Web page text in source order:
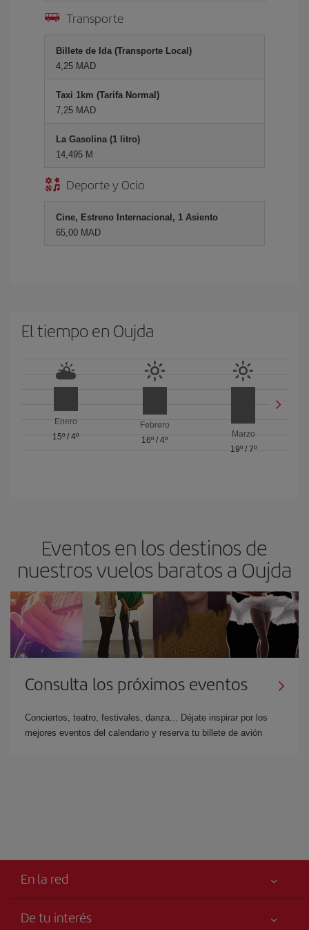
Transporte
Billete de Ida (Transporte Local)
4,25 MAD
Taxi 1km (Tarifa Normal)
7,25 MAD
La Gasolina (1 litro)
14,495 M
Deporte y Ocio
Cine, Estreno Internacional, 1 Asiento
65,00 MAD
El tiempo en Oujda
Enero
15º/4º
Febrero
16º / 4º
Marzo
19º/ 7º
Eventos en los destinos de
nuestros vuelos baratos a Oujda
Consulta los próximos eventos
Conciertos, teatro, festivales, danza... Déjate inspirar por los
mejores eventos del calendario y reserva tu billete de avión
En la red
De tu interés